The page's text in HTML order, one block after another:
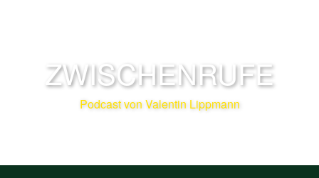
ZWISCHENRUFE
Podcast von Valentin Lippmann